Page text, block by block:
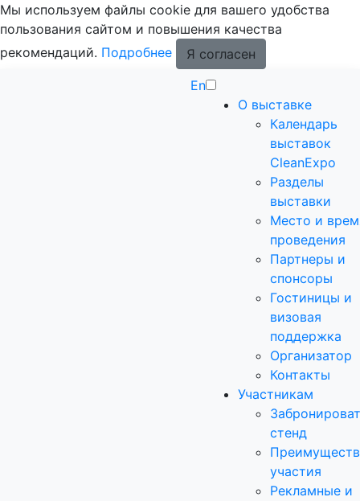
Мы используем файлы cookie для вашего удобства
пользования сайтом и повышения качества
рекомендаций. Подробнее
Я согласен
En
О выставке
Календарь
выставок
CleanExpo
Разделы
выставки
Место и
проведения
Партнеры и
спонсоры
Гостиницы и
визовая
поддержка
Организатор
Контакты
Участникам
стенд
участия
Рекламные и